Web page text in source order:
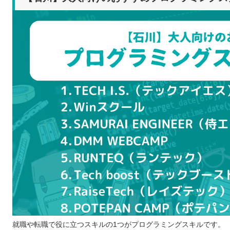
受講できる時間や予算の上限を決めておく
複数のスクールを比較する
入会前に説明会や無料体験に参加する
学ぶ目的を明確にする
スクールの口コミや体験談をチェックする
プログラミングスクールを比較するときの5つのポイント
無理なく通えるスケジュールか
自分に合った授業方式か
受講料は適切か
サポート体制は整っているか
カリキュラムや講師の質はどうか
プログラミングスクールに通う5つのメリット
モチベーションの維持に効果的
スクールによっては就職や転職のサポートを受け
効率良くプログラミングの学習を進められる
就職や転職で役に立つスキルの1つがプログラミングスキルです。